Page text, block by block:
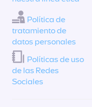
Política de
tratamiento de
datos personales
Políticas de uso
de las Redes
Sociales